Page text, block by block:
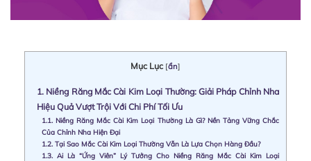
Mục Lục [ẩn]
1. Niềng Răng Mắc Cài Kim Loại Thường: Giải Pháp Chỉnh Nha
Hiệu Quả Vượt Trội Với Chi Phí Tối Ưu
1.1. Niềng Răng Mắc Cài Kim Loại Thường Là Gì? Nền Tảng Vững Chắc
Của Chỉnh Nha Hiện Đại
1.2. Tại Sao Mắc Cài Kim Loại Thường Vẫn Là Lựa Chọn Hàng Đầu?
1.3. Ai Là “Ứng Viên” Lý Tưởng Cho Niềng Răng Mắc Cài Kim Loại